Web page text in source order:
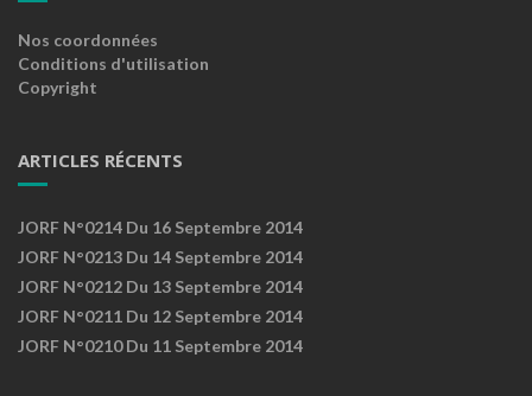
Nos coordonnées
Conditions d'utilisation
Copyright
ARTICLES RÉCENTS
JORF N°0214 Du 16 Septembre 2014
JORF N°0213 Du 14 Septembre 2014
JORF N°0212 Du 13 Septembre 2014
JORF N°0211 Du 12 Septembre 2014
JORF N°0210 Du 11 Septembre 2014